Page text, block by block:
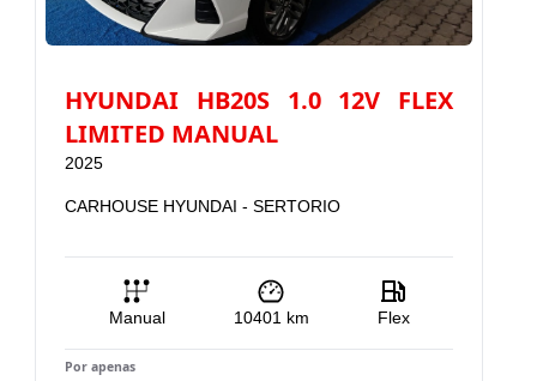
HYUNDAI HB20S 1.0 12V FLEX
LIMITED MANUAL
2025
CARHOUSE HYUNDAI - SERTORIO
Manual 10401 km Flex
Por apenas